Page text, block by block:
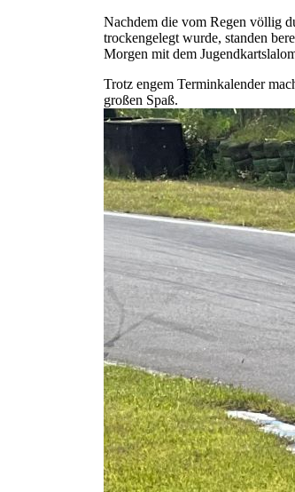
Nachdem die vom Regen völlig
trockengelegt wurde, standen
Morgen mit dem
Trotz engem Terminkalender
großen Spaß.